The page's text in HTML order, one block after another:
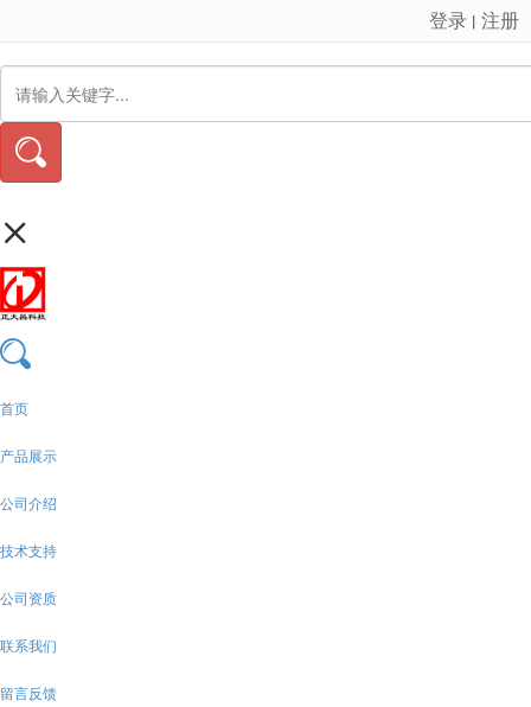
很遗憾，因您的浏览器版本过低导致无法获得最佳浏览体验，推荐下载安装谷歌浏览器！
登录 丨 注册
首页
产品展示
公司介绍
技术支持
公司资质
联系我们
留言反馈